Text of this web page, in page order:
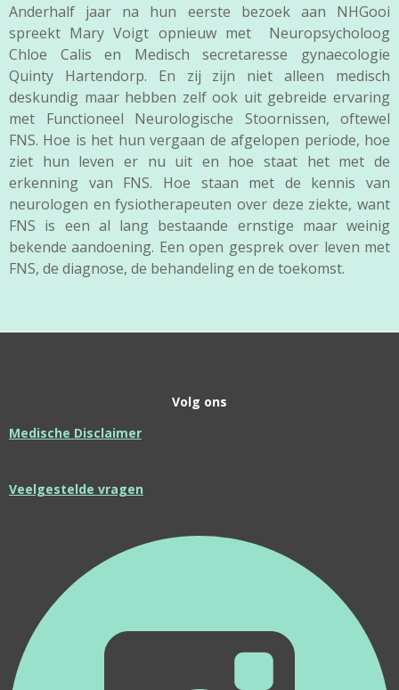
Anderhalf jaar na hun eerste bezoek aan NHGooi
spreekt Mary Voigt opnieuw met Neuropsycholoog
Chloe Calis en Medisch secretaresse gynaecologie
Quinty Hartendorp. En zij zijn niet alleen medisch
deskundig maar hebben zelf ook uit gebreide ervaring
met Functioneel Neurologische Stoornissen, oftewel
FNS. Hoe is het hun vergaan de afgelopen periode, hoe
ziet hun leven er nu uit en hoe staat het met de
erkenning van FNS. Hoe staan met de kennis van
neurologen en fysiotherapeuten over deze ziekte, want
FNS is een al lang bestaande ernstige maar weinig
bekende aandoening. Een open gesprek over leven met
FNS, de diagnose, de behandeling en de toekomst.
Volg ons
Medische Disclaimer
Veelgestelde vragen